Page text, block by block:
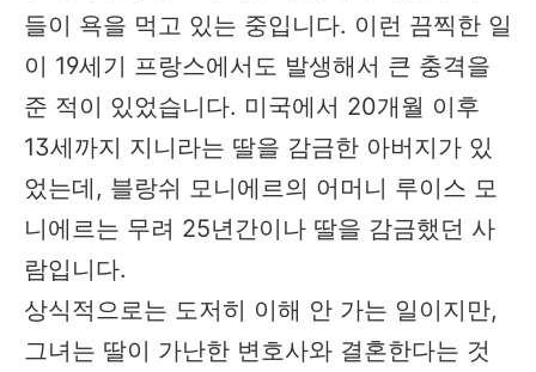
들이 욕을 먹고 있는 중입니다. 이런 끔찍한 일
이 19세기 프랑스에서도 발생해서 큰 충격을
준 적이 있었습니다. 미국에서 20개월 이후
13세까지 지니라는 딸을 감금한 아버지가 있
었는데, 블랑쉬 모니에르의 어머니 루이스 모
니에르는 무려 25년간이나 딸을 감금했던 사
람입니다.
상식적으로는 도저히 이해 안 가는 일이지만,
그녀는 딸이 가난한 변호사와 결혼한다는 것